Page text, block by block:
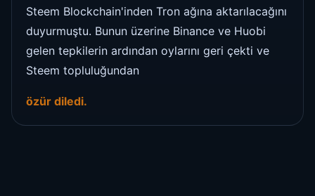
Steem Blockchain'inden Tron ağına aktarılacağını
duyurmuştu. Bunun üzerine Binance ve Huobi
gelen tepkilerin ardından oylarını geri çekti ve
Steem topluluğundan
özür diledi.